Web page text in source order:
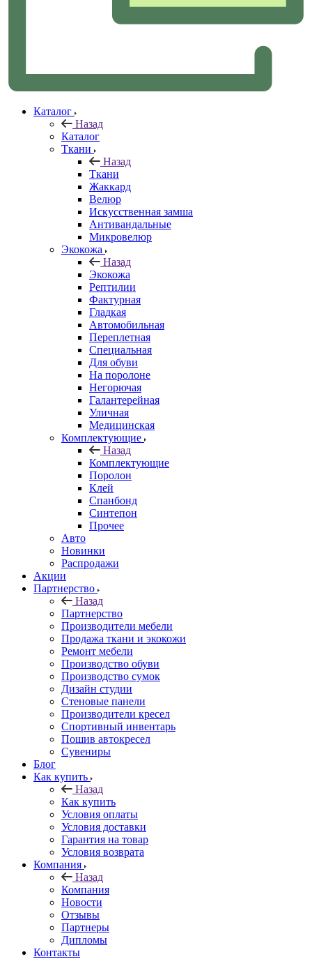
Каталог
Назад
Каталог
Ткани
Назад
Ткани
Жаккард
Велюр
Искусственная замша
Антивандальные
Микровелюр
Экокожа
Назад
Экокожа
Рептилии
Фактурная
Гладкая
Автомобильная
Переплетная
Специальная
Для обуви
На поролоне
Негорючая
Галантерейная
Уличная
Медицинская
Комплектующие
Назад
Комплектующие
Поролон
Клей
Спанбонд
Синтепон
Прочее
Авто
Новинки
Распродажи
Акции
Партнерство
Назад
Партнерство
Производители мебели
Продажа ткани и экокожи
Ремонт мебели
Производство обуви
Производство сумок
Дизайн студии
Стеновые панели
Производители кресел
Спортивный инвентарь
Пошив автокресел
Сувениры
Блог
Как купить
Назад
Как купить
Условия оплаты
Условия доставки
Гарантия на товар
Условия возврата
Компания
Назад
Компания
Новости
Отзывы
Партнеры
Дипломы
Контакты